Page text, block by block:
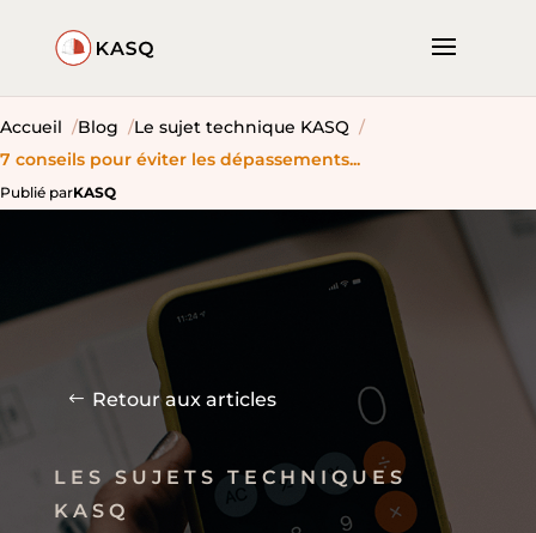
Accueil Blog
Le sujet technique KASQ
7 conseils pour éviter les dépassements...
Publié parKASQ
Retour aux articles
LES SUJETS TECHNIQUES
KASQ